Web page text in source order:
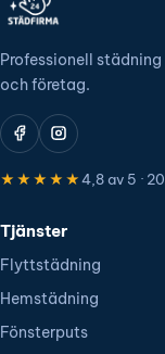
Professionell
och företag.
★★★★★4,8 av 5 ·
Tjänster
Flyttstädning
Hemstädning
Fönsterputs